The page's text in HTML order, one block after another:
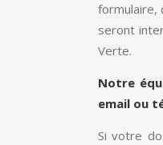
formulaire,
seront
Verte.
Notre
email ou
Si votre